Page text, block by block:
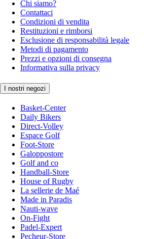
Chi siamo?
Contattaci
Condizioni di vendita
Restituzioni e rimborsi
Esclusione di responsabilità legale
Metodi di pagamento
Prezzi e opzioni di consegna
Informativa sulla privacy
I nostri negozi
Basket-Center
Daily Bikers
Direct-Volley
Espace Golf
Foot-Store
Galoppostore
Golf and co
Handball-Store
House of Rugby
La sellerie de Maé
Made in Paradis
Nauti-wave
On-Fight
Padel-Expert
Pecheur-Store